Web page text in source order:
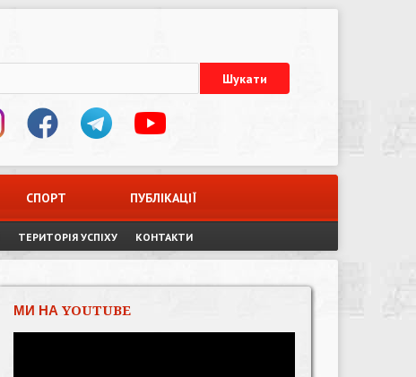
СПОРТ ПУБЛІКАЦІЇ
ТЕРИТОРІЯ УСПІХУ КОНТАКТИ
МИ НА YOUTUBE